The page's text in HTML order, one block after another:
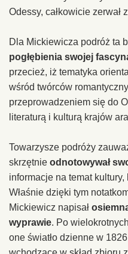
Odessy, całkowicie zerwał
Dla Mickiewicza podróż ta
pogłębienia swojej
przecież, iż tematyka
wśród twórców
przeprowadzeniem się do
literaturą i kulturą krajów
Towarzysze podróży
skrzętnie odnotowywał
informacje na temat
Właśnie dzięki tym
Mickiewicz napisał
wyprawie. Po
one światło dzienne w